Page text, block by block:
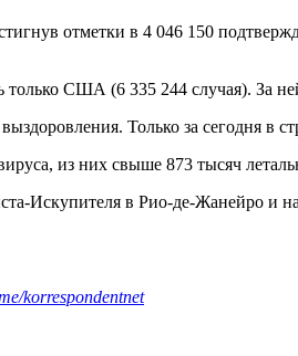
отметки в 4 046 150
только США (6 335 244 случая).
Только за сегодня в
из них свыше 873 тысяч
Искупителя в Рио-де-Жанейро и
korrespondentnet